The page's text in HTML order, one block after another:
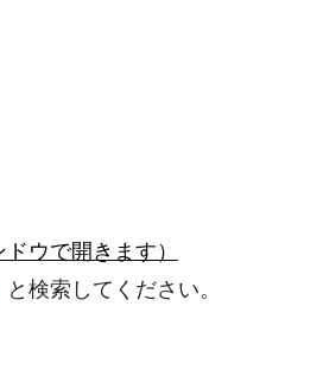
ウで開きます）
と検索してください。